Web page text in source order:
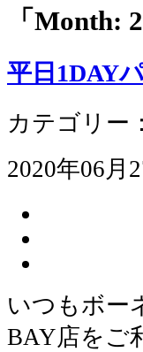
「Month:
平日1DAY
カテゴリー：
2020年06月
いつもボー
BAY店をご